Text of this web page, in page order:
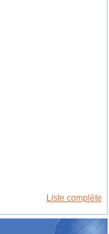
Liste complète